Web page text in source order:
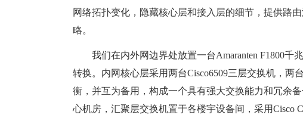
网络拓扑变化，隐藏核心层和接入层的细节，提供路
略。
我们在内外网边界处放置一台Amaranten F1800千
转换。内网核心层采用两台Cisco6509三层交换机，两
衡，并互为备用，构成一个具有强大交换能力和冗余
心机房，汇聚层交换机置于各楼宇设备间，采用Cisco